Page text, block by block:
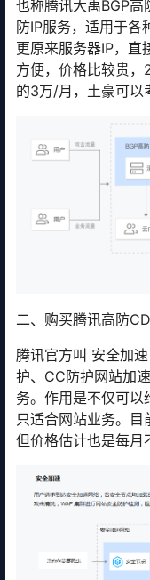
也称腾讯大禹BGP高
防IP服务，适用于各
更原来服务器IP，直
方便，价格比较贵
的3万/月，土豪可以
二、购买腾讯高防
腾讯官方叫 安全加
护、CC防护网站加
务。作用是不仅可以
只适合网站业务。目
但价格估计也是每月